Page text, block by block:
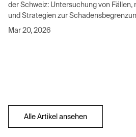
der Schweiz: Untersuchung von
und Strategien zur
Mar 20, 2026
Alle Artikel ansehen